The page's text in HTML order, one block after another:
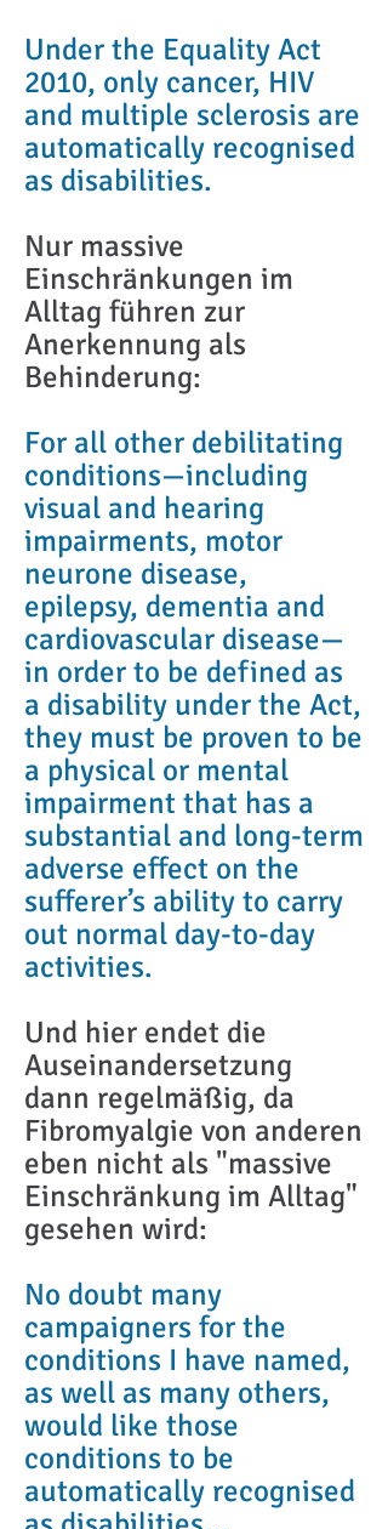
Under the Equality Act
2010, only cancer, HIV
and multiple sclerosis are
automatically recognised
as disabilities.
Nur massive
Einschränkungen im
Alltag führen zur
Anerkennung als
Behinderung:
For all other debilitating
conditions—including
visual and hearing
impairments, motor
neurone disease,
epilepsy, dementia and
cardiovascular disease—
in order to be defined as
a disability under the Act,
they must be proven to be
a physical or mental
impairment that has a
substantial and long-term
adverse effect on the
sufferer’s ability to carry
out normal day-to-day
activities.
Und hier endet die
Auseinandersetzung
dann regelmäßig, da
Fibromyalgie von anderen
eben nicht als "massive
Einschränkung im Alltag"
gesehen wird:
No doubt many
campaigners for the
conditions I have named,
as well as many others,
would like those
conditions to be
automatically recognised